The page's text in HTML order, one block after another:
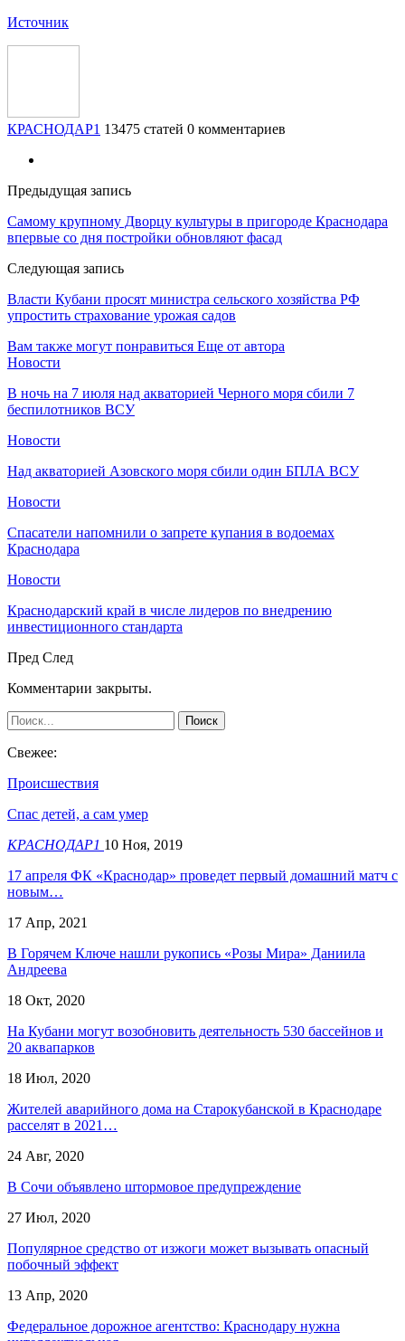
Источник
КРАСНОДАР1 13475 статей 0 комментариев
Предыдущая запись
Самому крупному Дворцу культуры в пригороде Краснодара
впервые со дня постройки обновляют фасад
Следующая запись
Власти Кубани просят министра сельского хозяйства РФ
упростить страхование урожая садов
Вам также могут понравиться Еще от автора
Новости
В ночь на 7 июля над акваторией Черного моря сбили 7
беспилотников ВСУ
Новости
Над акваторией Азовского моря сбили один БПЛА ВСУ
Новости
Спасатели напомнили о запрете купания в водоемах
Краснодара
Новости
Краснодарский край в числе лидеров по внедрению
инвестиционного стандарта
Пред След
Комментарии закрыты.
Свежее:
Происшествия
Спас детей, а сам умер
КРАСНОДАР1 10 Ноя, 2019
17 апреля ФК «Краснодар» проведет первый домашний матч с
новым…
17 Апр, 2021
В Горячем Ключе нашли рукопись «Розы Мира» Даниила
Андреева
18 Окт, 2020
На Кубани могут возобновить деятельность 530 бассейнов и
20 аквапарков
18 Июл, 2020
Жителей аварийного дома на Старокубанской в Краснодаре
расселят в 2021…
24 Авг, 2020
В Сочи объявлено штормовое предупреждение
27 Июл, 2020
Популярное средство от изжоги может вызывать опасный
побочный эффект
13 Апр, 2020
Федеральное дорожное агентство: Краснодару нужна